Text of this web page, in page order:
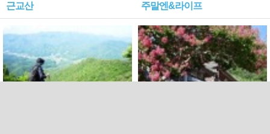
근교산 주말엔&라이프